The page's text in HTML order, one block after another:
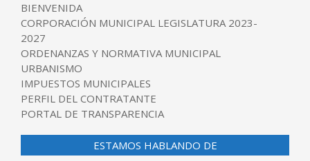
BIENVENIDA
CORPORACIÓN MUNICIPAL LEGISLATURA 2023-
2027
ORDENANZAS Y NORMATIVA MUNICIPAL
URBANISMO
IMPUESTOS MUNICIPALES
PERFIL DEL CONTRATANTE
PORTAL DE TRANSPARENCIA
ESTAMOS HABLANDO DE